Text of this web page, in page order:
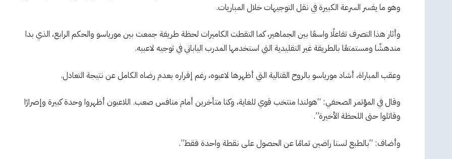
وهو ما يفسر السرعة الكبيرة في نقل التوجيهات خلال المباريات.
وأثار هذا التصرف تفاعلًا واسعًا بين الجماهير، كما التقطت الكاميرات لحظة طريفة جمعت بين مورياسو والحكم الرابع، الذي بدا
مندهشًا ومستمتعًا بالطريقة غير التقليدية التي استخدمها المدرب الياباني في توجيه لاعبيه.
وعقب المباراة، أشاد مورياسو بالروح القتالية التي أظهرها لاعبوه، رغم إقراره بعدم رضاه الكامل عن نتيجة التعادل.
وقال في المؤتمر الصحفي: “هولندا منتخب قوي للغاية، وكنا متأخرين أمام منافس صعب. اللاعبون أظهروا وحدة كبيرة وإصرارًا
وقاتلوا حتى اللحظة الأخيرة”.
وأضاف: “بالطبع لسنا راضين تمامًا عن الحصول على نقطة واحدة فقط”.